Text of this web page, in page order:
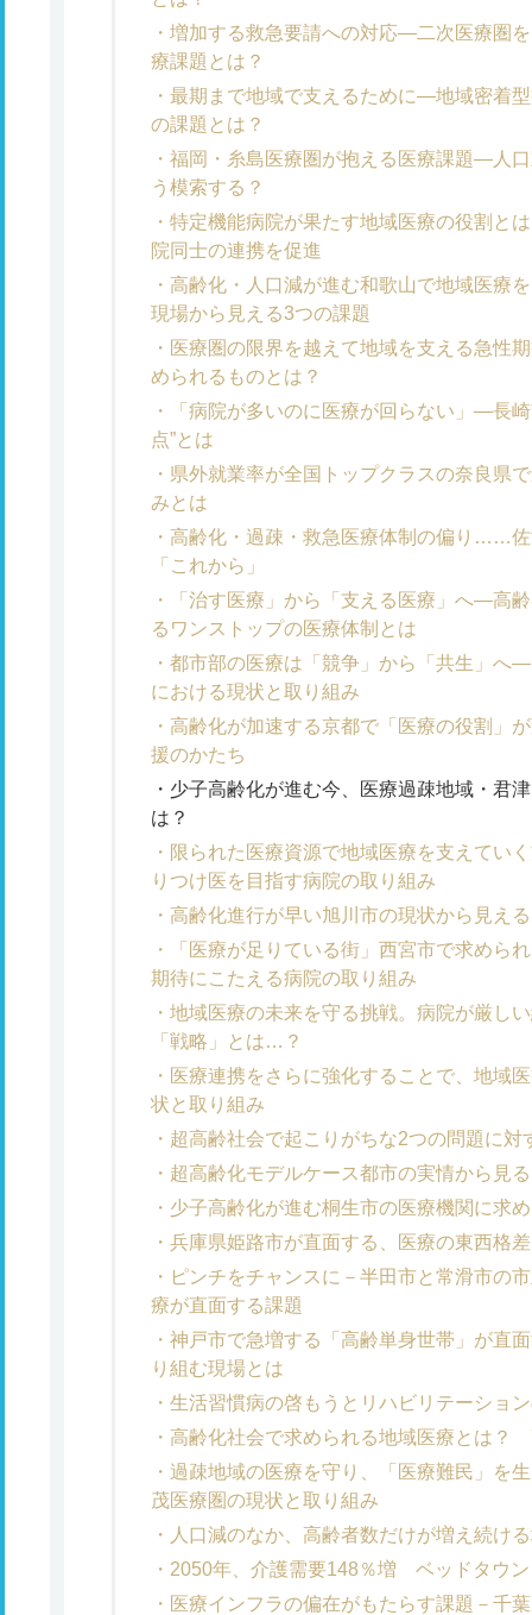
増加する救急要請への対応―二次医療圏
療課題とは？
最期まで地域で支えるために―地域密着
の課題とは？
福岡・糸島医療圏が抱える医療課題―人
う模索する？
特定機能病院が果たす地域医療の役割と
院同士の連携を促進
高齢化・人口減が進む和歌山で地域医療
現場から見える3つの課題
医療圏の限界を越えて地域を支える急性
められるものとは？
「病院が多いのに医療が回らない」―長
点”とは
県外就業率が全国トップクラスの奈良県
みとは
高齢化・過疎・救急医療体制の偏り……
「これから」
「治す医療」から「支える医療」へ―高
るワンストップの医療体制とは
都市部の医療は「競争」から「共生」へ
における現状と取り組み
高齢化が加速する京都で「医療の役割」
援のかたち
少子高齢化が進む今、医療過疎地域・君
は？
限られた医療資源で地域医療を支えてい
りつけ医を目指す病院の取り組み
高齢化進行が早い旭川市の現状から見え
「医療が足りている街」西宮市で求め
期待にこたえる病院の取り組み
地域医療の未来を守る挑戦。病院が厳し
「戦略」とは…？
医療連携をさらに強化することで、地域
状と取り組み
超高齢社会で起こりがちな2つの問題に
超高齢化モデルケース都市の実情から見
少子高齢化が進む桐生市の医療機関に求
兵庫県姫路市が直面する、医療の東西格
ピンチをチャンスに－半田市と常滑市の
療が直面する課題
神戸市で急増する「高齢単身世帯」が直
り組む現場とは
生活習慣病の啓もうとリハビリテーショ
高齢化社会で求められる地域医療とは？
過疎地域の医療を守り、「医療難民」を
茂医療圏の現状と取り組み
人口減のなか、高齢者数だけが増え続け
2050年、介護需要148％増 ベッドタウ
医療インフラの偏在がもたらす課題－千